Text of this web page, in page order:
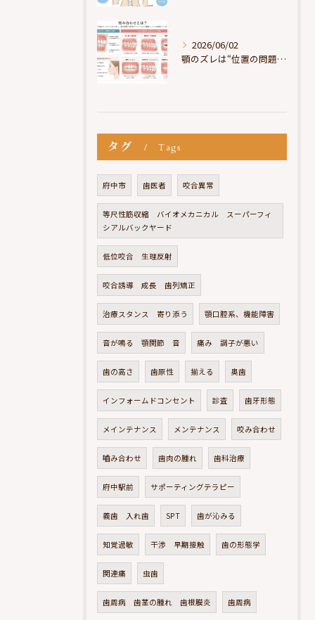
2026/06/02
顎のズレは“位置の問題”ではなく“選択の問題”
タグ Tags
府中市 歯医者 咬合異常
等尺性筋収縮 バイオメカニカル スーパーフィ
シアルバックヤード
低位咬合 生理反射
咬合誘導 成長 歯列矯正
治療スタンス 寄り添う 顎口腔系、機能障害
音が鳴る 顎関節 音 痛み 調子が悪い
歯の高さ 歯原性 揃える 奥歯
インフォームドコンセント 診査 歯牙形態
メインテナンス メンテナンス 咬み合わせ
嚙み合わせ 歯肉の腫れ 歯科治療
府中駅前 サポーティングテラピー
義歯 入れ歯 SPT 歯が沁みる
知覚過敏 干渉 早期接触 歯の形態学
関連痛 虫歯
歯周病 歯茎の腫れ 歯根膜炎 歯周病